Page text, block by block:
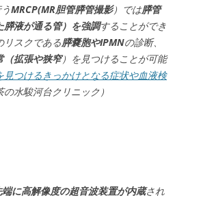
MRCP(MR胆管膵管撮影）では膵管
膵液が通る管）を強調することができ
リスクである膵嚢胞やIPMNの診断、
（拡張や狭窄）を見つけることが可能
見つけるきっかけとなる症状や血液検
水駿河台クリニック）
に高解像度の超音波装置が内蔵され